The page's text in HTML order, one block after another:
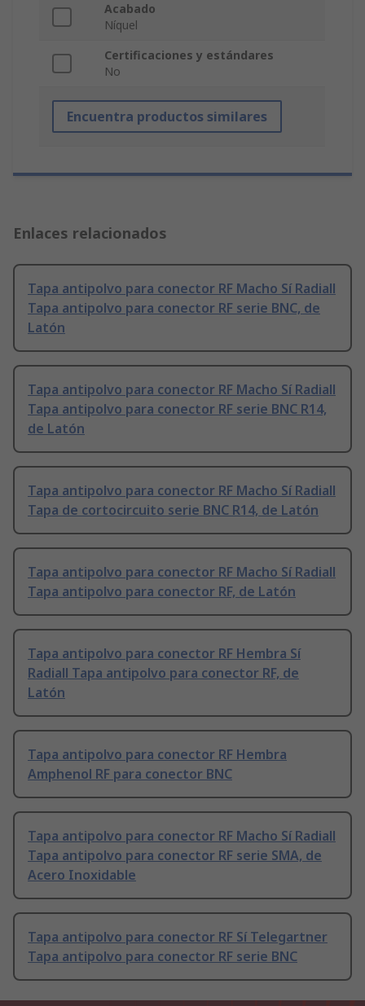
Acabado
Níquel
Certificaciones y estándares
No
Encuentra productos similares
Enlaces relacionados
Tapa antipolvo para conector RF Macho Sí Radiall
Tapa antipolvo para conector RF serie BNC, de
Latón
Tapa antipolvo para conector RF Macho Sí Radiall
Tapa antipolvo para conector RF serie BNC R14,
de Latón
Tapa antipolvo para conector RF Macho Sí Radiall
Tapa de cortocircuito serie BNC R14, de Latón
Tapa antipolvo para conector RF Macho Sí Radiall
Tapa antipolvo para conector RF, de Latón
Tapa antipolvo para conector RF Hembra Sí
Radiall Tapa antipolvo para conector RF, de
Latón
Tapa antipolvo para conector RF Hembra
Amphenol RF para conector BNC
Tapa antipolvo para conector RF Macho Sí Radiall
Tapa antipolvo para conector RF serie SMA, de
Acero Inoxidable
Tapa antipolvo para conector RF Sí Telegartner
Tapa antipolvo para conector RF serie BNC